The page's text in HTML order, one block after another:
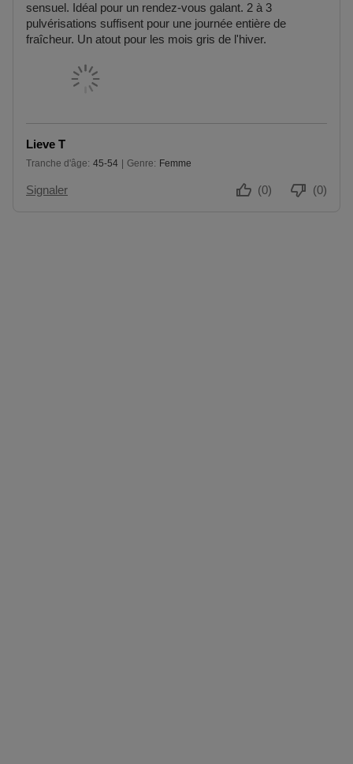
sensuel. Idéal pour un rendez-vous galant. 2 à 3
pulvérisations suffisent pour une journée entière de
fraîcheur. Un atout pour les mois gris de l'hiver.
Lieve T
Tranche d'âge
De 45 à 54 45-54 Genre Femme
Signaler (0)
(0)